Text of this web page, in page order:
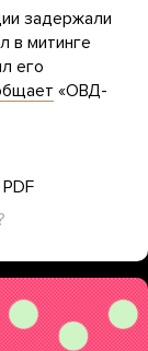
задержали
в митинге
его
«ОВД-
PDF